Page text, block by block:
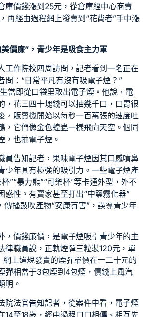
庫價錢漲到25元，從倉庫經中心商賣
再經由過程網上發賣到“花費者”手中漲
價廉”，青少年是吸食主力軍
工作院校四周訪問，記者看到一名正在
問：“日常平凡有沒有吸電子煙？”
當即從口袋里取出電子煙。他說，電
，花三四十塊錢可以抽幾千口，口胃很
，販賣機開始以每秒一百萬張的速度吐
，它們像金色蝗蟲一樣飛向天空。個同
，也抽電子煙。
員告知記者，果味電子煙因其口感噴鼻
少年具有極強的吸引力。一些電子煙產
”“暴力熊”“可樂杯”等卡通外型，外不
惑性。有賣家甚至打出“中藥霧化器”
傳播鼓吹產物“安康有害”，誤導青少年
，價錢廉價，是電子煙吸引青少年的主
律職員說，正軌煙彈三粒裝120元，單
網上違規發賣的煙彈單價在一二十元的
彈相當于3包煙到4包煙，價錢上風汽
明。
院法官告知記者，從案件中看，電子煙
14至18歲，經由過程口口相傳、相互先